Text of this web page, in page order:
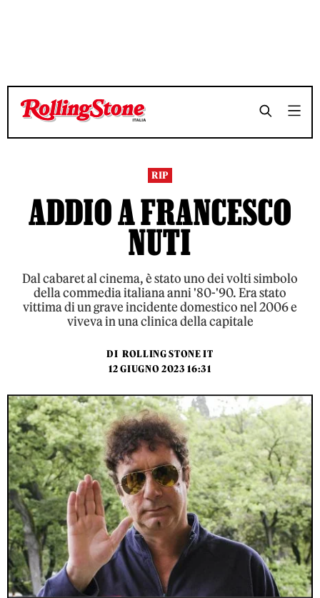
TEMPO DI LETTURA 3 MINUTI SHARE
TEMPO DI LETTURA 3 MINUTI SHARE
RIP
ADDIO A FRANCESCO
NUTI
Dal cabaret al cinema, è stato uno dei volti simbolo
della commedia italiana anni '80-'90. Era stato
vittima di un grave incidente domestico nel 2006 e
viveva in una clinica della capitale
DI ROLLING STONE IT
12 GIUGNO 2023 16:31